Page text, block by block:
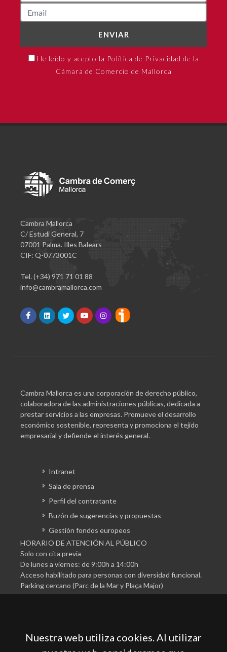
ENVIAR
He leído y acepto la Política de Privacidad de la
Cámara de Comercio de Mallorca
Cambra Mallorca
C/ Estudi General, 7
07001 Palma. Illes Balears
CIF: Q-0773001C
Tel. (+34) 971 71 01 88
info@cambramallorca.com
Cambra Mallorca es una corporación de derecho público,
colaboradora de las administraciones públicas, dedicada a
prestar servicios a las empresas. Promueve el desarrollo
económico sostenible, representa y promociona el tejido
empresarial y defiende el interés general.
Intranet
Sala de prensa
Perfil del contratante
Buzón de sugerencias y propuestas
Gestión fondos europeos
HORARIO DE ATENCIÓN AL PÚBLICO
Solo con cita previa
De lunes a viernes: de 9:00h a 14:00h
Acceso habilitado para personas con diversidad funcional.
Parking cercano (Parc de la Mar y Plaça Major)
Nuestra web utiliza cookies. Al utilizar